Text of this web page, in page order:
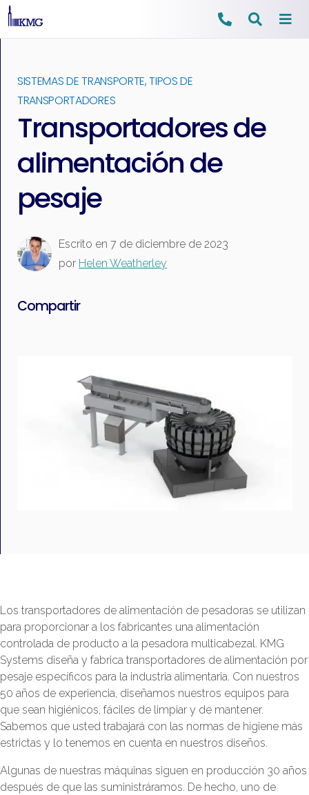
Ir
contenido
SISTEMAS DE TRANSPORTE,TIPOS DE
TRANSPORTADORES
Transportadores de
alimentación de
pesaje
Escrito en 7 de diciembre de 2023
por Helen Weatherley
Compartir
Los transportadores de alimentación de pesadoras se utilizan
para proporcionar a los fabricantes una alimentación
controlada de producto a la pesadora multicabezal. KMG
Systems diseña y fabrica transportadores de alimentación por
pesaje específicos para la industria alimentaria. Con nuestros
50 años de experiencia, diseñamos nuestros equipos para
que sean higiénicos, fáciles de limpiar y de mantener.
Sabemos que usted trabajará con las normas de higiene más
estrictas y lo tenemos en cuenta en nuestros diseños.
Algunas de nuestras máquinas siguen en producción 30 años
después de que las suministráramos. De hecho, uno de